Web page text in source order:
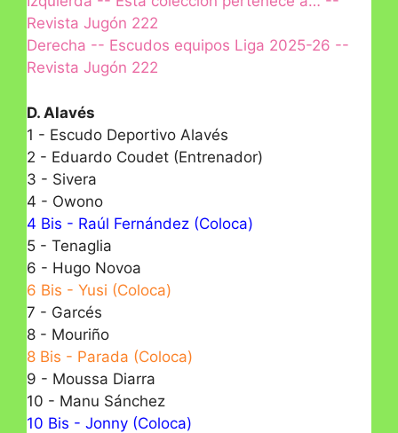
Revista Jugón 222
Derecha -- Escudos equipos Liga 2025-26 --
Revista Jugón 222
D. Alavés
1 - Escudo Deportivo Alavés
2 - Eduardo Coudet (Entrenador)
3 - Sivera
4 - Owono
4 Bis - Raúl Fernández (Coloca)
5 - Tenaglia
6 - Hugo Novoa
6 Bis - Yusi (Coloca)
7 - Garcés
8 - Mouriño
8 Bis - Parada (Coloca)
9 - Moussa Diarra
10 - Manu Sánchez
10 Bis - Jonny (Coloca)